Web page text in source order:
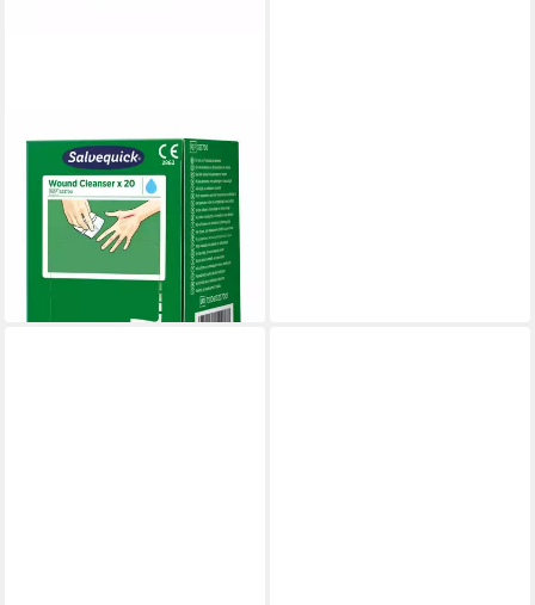
DOCMED
Nachfüllpack Cederroth
Nachfüllpackungen, Einfaches
und schnelles Nachfüllen
verbrauchter Produkte
ab 16,81 €
lieferbar - in 4-5 Werktagen bei dir